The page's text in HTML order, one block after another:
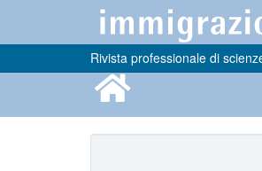
Rivista professionale di